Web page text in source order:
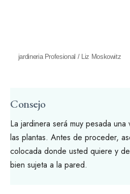
jardineria Profesional / Liz Moskowitz
Consejo
La jardinera será muy pesada
las plantas. Antes de proceder,
colocada donde usted quiere y
bien sujeta a la pared.